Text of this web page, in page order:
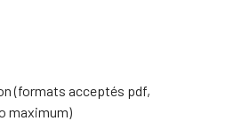
(formats acceptés pdf,
maximum)